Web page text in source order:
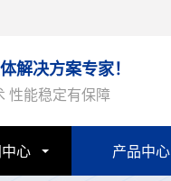
解决方案专家！
性能稳定有保障
心 产品中心